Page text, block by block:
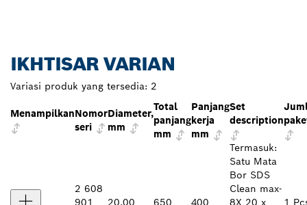
IKHTISAR VARIAN
Variasi produk yang tersedia: 2
MenampilkanNomor
seri
Diameter,
mm
Total
panjang
mm
Panjang
kerja
mm
Set
description
2 608
901
20,00 650 400
Termasuk:
Satu Mata
Bor SDS
Clean max-
8X 20 x
1